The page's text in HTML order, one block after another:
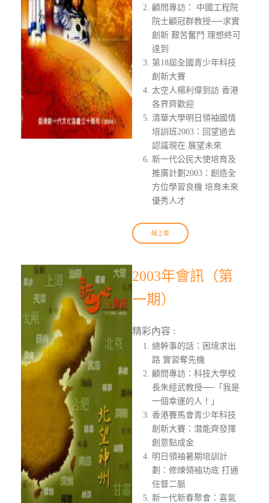
顧問專訪： 中國工程院
院士顧冠群教授──求實
創新 艱苦奮鬥 理想終可
達到
第18屆全國青少年科技
創新大賽
太空人楊利偉到訪 香港
各界齊歡迎
清華大學明日領袖國情
培訓班2003：回望過去
認識現在 展望未來
新一代公民大使培育及
推廣計劃2003：創造全
方位學習良機 培育未來
優秀人才
線上看
2003年會訊（第
一期）
精彩內容 :
總幹事的話：困境求出
路 實習奪先機
顧問專訪：科技大學校
長朱經武教授──「我是
一個幸運的人！」
香港賽馬會青少年科技
創新大賽：潛能齊發揮
創意點成金
明日領袖暑期培訓計
劃：修煉領袖功底 打通
任督二脈
新一代新春聚會：喜氣